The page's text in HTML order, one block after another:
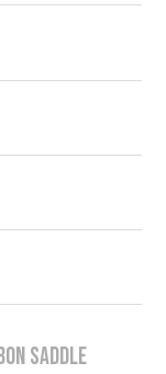
SADDLE